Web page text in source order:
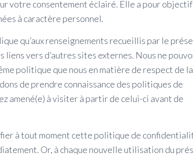
votre consentement éclairé. Elle a pour
à caractère personnel.
qu’aux renseignements recueillis par le
vers d’autres sites externes. Nous ne
politique que nous en matière de respect de
de prendre connaissance des politiques de
amené(e) à visiter à partir de celui-ci avant de
à tout moment cette politique de
Or, à chaque nouvelle utilisation du